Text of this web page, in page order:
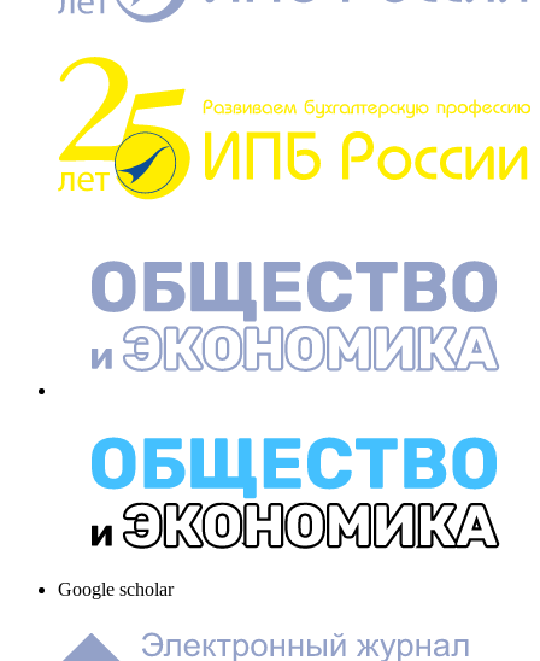
Google scholar